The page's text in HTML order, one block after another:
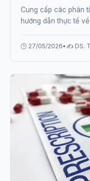
Cung cấp các phân
hướng dẫn thực tế
🕒 27/05/2026• ✍️ DS.